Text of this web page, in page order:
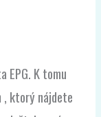
EPG. K tomu
, ktorý nájdete